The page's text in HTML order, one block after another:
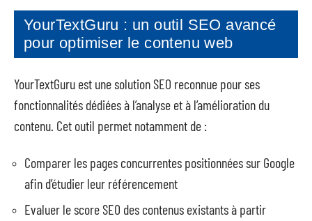
YourTextGuru : un outil SEO avancé
pour optimiser le contenu web
YourTextGuru est une solution SEO reconnue pour ses
fonctionnalités dédiées à l’analyse et à l’amélioration du
contenu. Cet outil permet notamment de :
Comparer les pages concurrentes positionnées sur Google
afin d’étudier leur référencement
Evaluer le score SEO des contenus existants à partir